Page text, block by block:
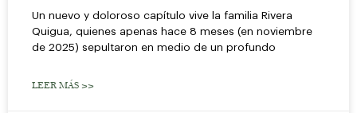
Un nuevo y doloroso capítulo vive la familia Rivera
Quigua, quienes apenas hace 8 meses (en noviembre
de 2025) sepultaron en medio de un profundo
LEER MÁS >>